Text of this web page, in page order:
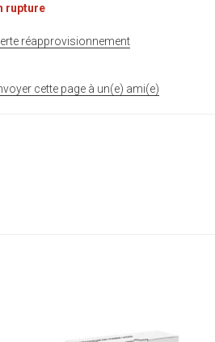
rupture
réapprovisionnement
cette page à un(e) ami(e)